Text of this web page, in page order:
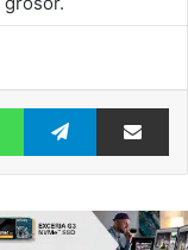
WhatsAppTelegram